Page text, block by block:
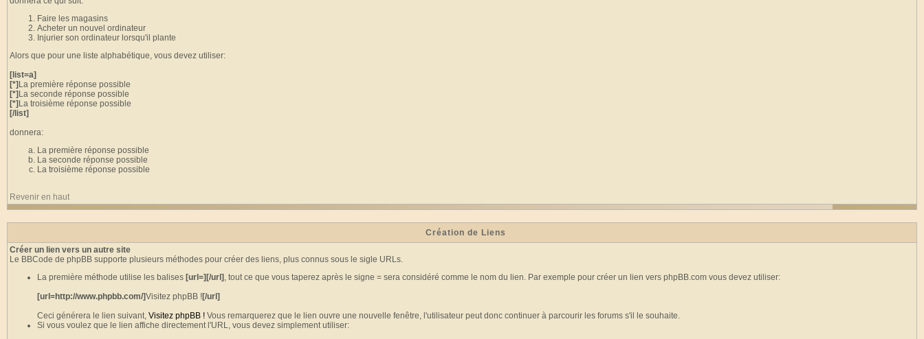
Faire les magasins
Acheter un nouvel ordinateur
Injurier son ordinateur lorsqu'il plante
Alors que pour une liste alphabétique, vous devez utiliser:
[list=a]
[*] La première réponse possible
[*] La seconde réponse possible
[*] La troisième réponse possible
[/list]
donnera:
La première réponse possible
La seconde réponse possible
La troisième réponse possible
Revenir en haut
Création de Liens
Créer un lien vers un autre site
Le BBCode de phpBB supporte plusieurs méthodes pour créer des liens, plus connus sous le sigle URLs.
La première méthode utilise les balises [url=][/url] , tout ce que vous taperez après le signe = sera considéré comme le nom du lien. Par exemple pour créer un lien vers phpBB.com vous devez utiliser:
[url=http://www.phpbb.com/]Visitez phpBB ![/url]
Ceci générera le lien suivant, Visitez phpBB ! Vous remarquerez que le lien ouvre une nouvelle fenêtre, l'utilisateur peut donc continuer à parcourir les forums s'il le souhaite.
Si vous voulez que le lien affiche directement l'URL, vous devez simplement utiliser: